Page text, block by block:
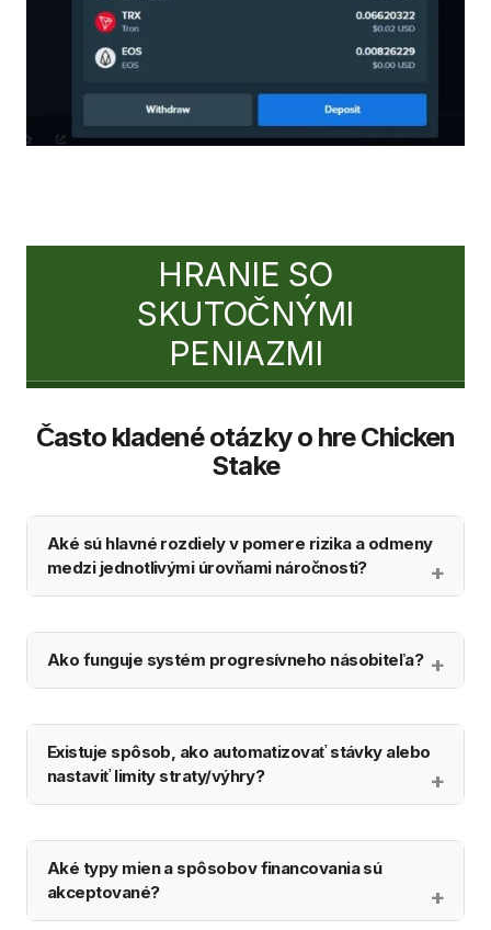
HRANIE SO
SKUTOČNÝMI
PENIAZMI
Často kladené otázky o hre Chicken
Stake
Aké sú hlavné rozdiely v pomere rizika a odmeny
medzi jednotlivými úrovňami náročnosti?
Ako funguje systém progresívneho násobiteľa?
Existuje spôsob, ako automatizovať stávky alebo
nastaviť limity straty/výhry?
Aké typy mien a spôsobov financovania sú
akceptované?